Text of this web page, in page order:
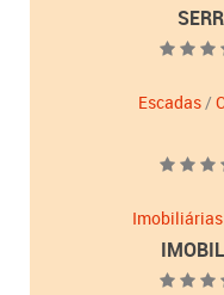
Escadas/
Imobiliárias